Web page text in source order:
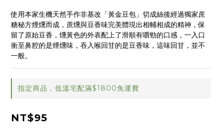
使用本家生機天然手作非基改「黃金豆包」切成絲後經過獨家蔗
糖秘方煙燻而成，蔗燻與豆香味完美體現出相輔相成的精神，保
留了原始豆香，燻黃色的外表配上了滑順有嚼勁的口感，一入口
衝至鼻腔的是煙燻味，吞入喉回甘的是豆香味，這味回甘，並不
一般。
指定商品，低溫宅配滿$1800免運費
NT$95